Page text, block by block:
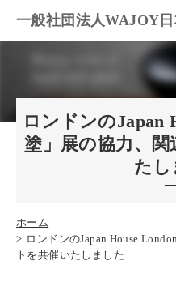
一般社団法人WAJOY
ロンドンのJapan
塗」展の協力、
たし
ホーム
ロンドンのJapan House
トを共催いたしました